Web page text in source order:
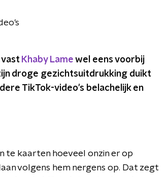
vast Khaby Lame wel eens voorbij
droge gezichtsuitdrukking duikt
TikTok-video's belachelijk en
te kaarten hoeveel onzin er op
volgens hem nergens op. Dat zegt